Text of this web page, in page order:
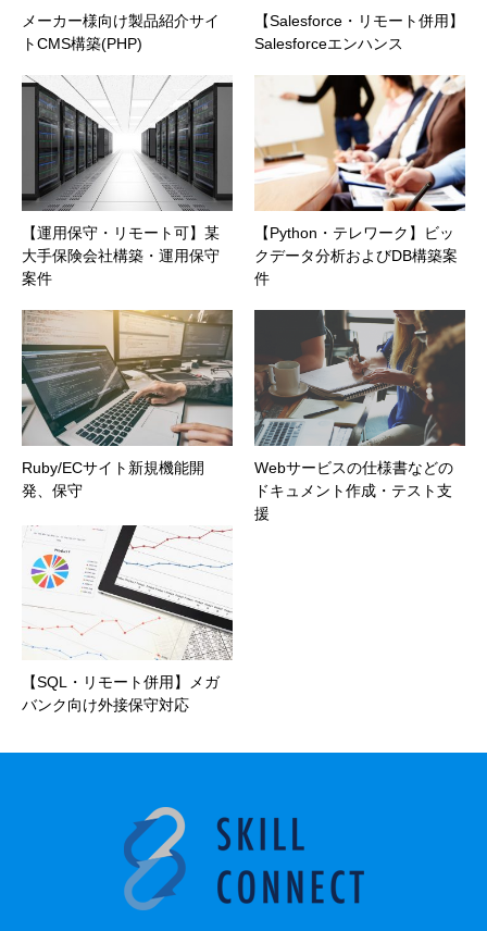
メーカー様向け製品紹介サイ
トCMS構築(PHP)
【Salesforce・リモート併用】
Salesforceエンハンス
【運用保守・リモート可】某
大手保険会社構築・運用保守
案件
【Python・テレワーク】ビッ
クデータ分析およびDB構築案
件
Ruby/ECサイト新規機能開
発、保守
Webサービスの仕様書などの
ドキュメント作成・テスト支
援
【SQL・リモート併用】メガ
バンク向け外接保守対応